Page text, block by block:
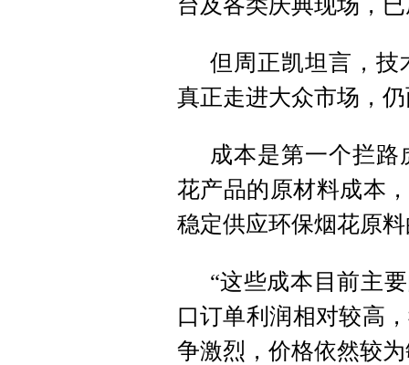
台及各类庆典现场，
但周正凯坦言，技
真正走进大众市场，
成本是第一个拦
花产品的原材料成本
稳定供应环保烟花原
“这些成本目前主
口订单利润相对较高
争激烈，价格依然较